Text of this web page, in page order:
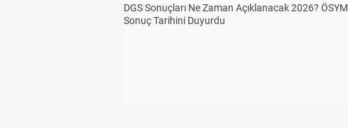
DGS Sonuçları Ne Zaman Açıklanacak 2026? ÖSYM
Sonuç Tarihini Duyurdu